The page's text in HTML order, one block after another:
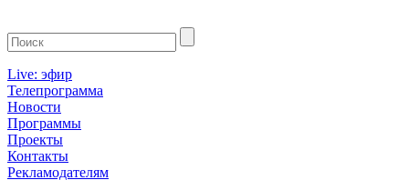
Live: эфир
Телепрограмма
Новости
Программы
Проекты
Контакты
Рекламодателям